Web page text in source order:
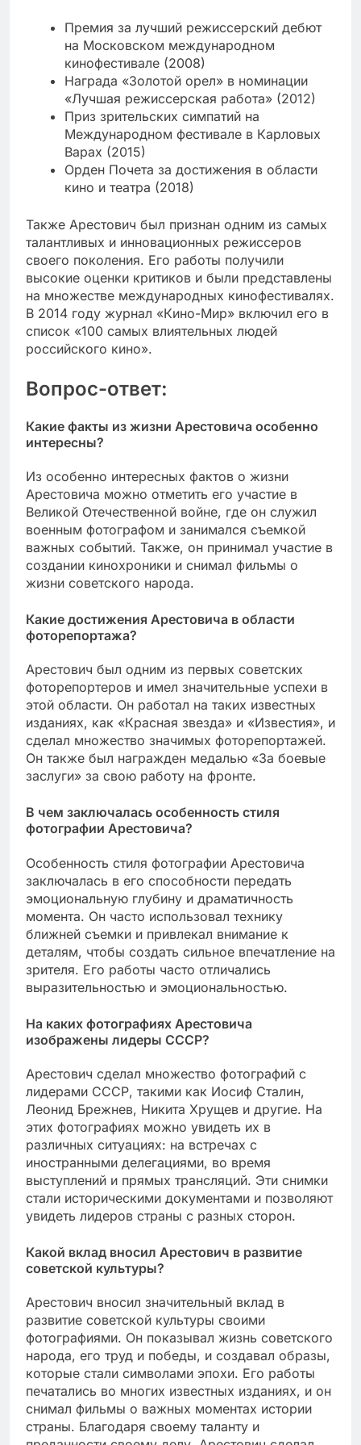
Премия за лучший режиссерский дебют
на Московском международном
кинофестивале (2008)
Награда «Золотой орел» в номинации
«Лучшая режиссерская работа» (2012)
Приз зрительских симпатий на
Международном фестивале в Карловых
Варах (2015)
Орден Почета за достижения в области
кино и театра (2018)
Также Арестович был признан одним из самых
талантливых и инновационных режиссеров
своего поколения. Его работы получили
высокие оценки критиков и были представлены
на множестве международных кинофестивалях.
В 2014 году журнал «Кино-Мир» включил его в
список «100 самых влиятельных людей
российского кино».
Вопрос-ответ:
Какие факты из жизни Арестовича особенно
интересны?
Из особенно интересных фактов о жизни
Арестовича можно отметить его участие в
Великой Отечественной войне, где он служил
военным фотографом и занимался съемкой
важных событий. Также, он принимал участие в
создании кинохроники и снимал фильмы о
жизни советского народа.
Какие достижения Арестовича в области
фоторепортажа?
Арестович был одним из первых советских
фоторепортеров и имел значительные успехи в
этой области. Он работал на таких известных
изданиях, как «Красная звезда» и «Известия», и
сделал множество значимых фоторепортажей.
Он также был награжден медалью «За боевые
заслуги» за свою работу на фронте.
В чем заключалась особенность стиля
фотографии Арестовича?
Особенность стиля фотографии Арестовича
заключалась в его способности передать
эмоциональную глубину и драматичность
момента. Он часто использовал технику
ближней съемки и привлекал внимание к
деталям, чтобы создать сильное впечатление на
зрителя. Его работы часто отличались
выразительностью и эмоциональностью.
На каких фотографиях Арестовича
изображены лидеры СССР?
Арестович сделал множество фотографий с
лидерами СССР, такими как Иосиф Сталин,
Леонид Брежнев, Никита Хрущев и другие. На
этих фотографиях можно увидеть их в
различных ситуациях: на встречах с
иностранными делегациями, во время
выступлений и прямых трансляций. Эти снимки
стали историческими документами и позволяют
увидеть лидеров страны с разных сторон.
Какой вклад вносил Арестович в развитие
советской культуры?
Арестович вносил значительный вклад в
развитие советской культуры своими
фотографиями. Он показывал жизнь советского
народа, его труд и победы, и создавал образы,
которые стали символами эпохи. Его работы
печатались во многих известных изданиях, и он
снимал фильмы о важных моментах истории
страны. Благодаря своему таланту и